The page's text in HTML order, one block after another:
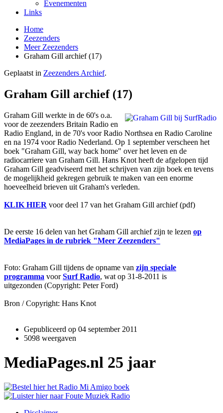
Evenementen
Links
Home
Zeezenders
Meer Zeezenders
Graham Gill archief (17)
Geplaatst in Zeezenders Archief.
Graham Gill archief (17)
Graham Gill werkte in de 60's o.a.
voor de zeezenders Britain Radio en
Radio England, in de 70's voor Radio Northsea en Radio Caroline
en na 1974 voor Radio Nederland. Op 1 september verscheen het
boek "Graham Gill, way back home" over het leven en de
radiocarriere van Graham Gill. Hans Knot heeft de afgelopen tijd
Graham Gill geadviseerd met het schrijven van zijn boek en tevens
de mogelijkheid gekregen gebruik te maken van een enorme
hoeveelheid brieven uit Graham's verleden.
KLIK HIER voor deel 17 van het Graham Gill archief (pdf)
De eerste 16 delen van het Graham Gill archief zijn te lezen op
MediaPages in de rubriek "Meer Zeezenders"
Foto: Graham Gill tijdens de opname van zijn speciale
programma voorSurf Radio, wat op 31-8-2011 is
uitgezonden (Copyright: Peter Ford)
Bron / Copyright: Hans Knot
Gepubliceerd op 04 september 2011
5098 weergaven
MediaPages.nl 25 jaar